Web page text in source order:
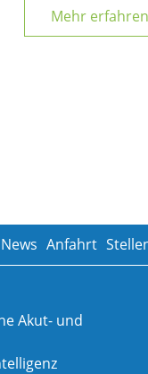
Mehr erfahren
News Anfahrt
Akut- und